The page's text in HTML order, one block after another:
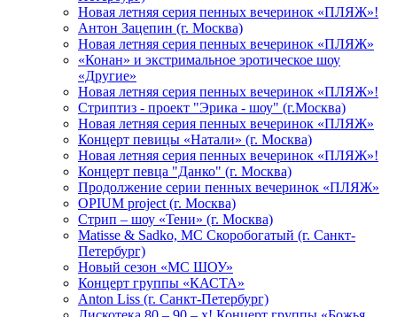
Новая летняя серия пенных вечеринок «ПЛЯЖ»!
Антон Зацепин (г. Москва)
Новая летняя серия пенных вечеринок «ПЛЯЖ»
«Конан» и экстримальное эротическое шоу
«Другие»
Новая летняя серия пенных вечеринок «ПЛЯЖ»!
Стриптиз - проект "Эрика - шоу" (г.Москва)
Новая летняя серия пенных вечеринок «ПЛЯЖ»
Концерт певицы «Натали» (г. Москва)
Новая летняя серия пенных вечеринок «ПЛЯЖ»!
Концерт певца "Данко" (г. Москва)
Продолжение серии пенных вечеринок «ПЛЯЖ»
OPIUM project (г. Москва)
Стрип – шоу «Тени» (г. Москва)
Matissе & Sadko, MC Скоробогатый (г. Санкт-
Петербург)
Новый сезон «МС ШОУ»
Концерт группы «КАСТА»
Anton Liss (г. Санкт-Петербург)